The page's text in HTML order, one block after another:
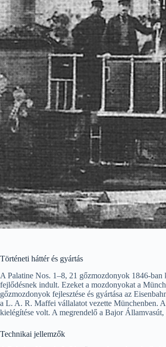
Történeti háttér és gyártás
A Palatine Nos. 1–8, 21 gőzmozdonyok 1846-
fejlődésnek indult. Ezeket a mozdonyokat a
gőzmozdonyok fejlesztése és gyártása az
a L. A. R. Maffei vállalatot vezette Münchenben.
kielégítése volt. A megrendelő a Bajor
Technikai jellemzők